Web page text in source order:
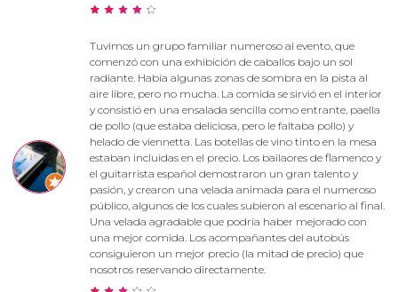
Tuvimos un grupo familiar numeroso al evento, que
comenzó con una exhibición de caballos bajo un sol
radiante. Había algunas zonas de sombra en la pista al
aire libre, pero no mucha. La comida se sirvió en el interior
y consistió en una ensalada sencilla como entrante, paella
de pollo (que estaba deliciosa, pero le faltaba pollo) y
helado de viennetta. Las botellas de vino tinto en la mesa
estaban incluidas en el precio. Los bailaores de flamenco y
el guitarrista español demostraron un gran talento y
pasión, y crearon una velada animada para el numeroso
público, algunos de los cuales subieron al escenario al final.
Una velada agradable que podría haber mejorado con
una mejor comida. Los acompañantes del autobús
consiguieron un mejor precio (la mitad de precio) que
nosotros reservando directamente.